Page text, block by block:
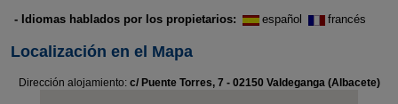
- Idiomas hablados por los propietarios: español francés
Localización en el Mapa
Dirección alojamiento: c/ Puente Torres, 7 - 02150 Valdeganga (Albacete)